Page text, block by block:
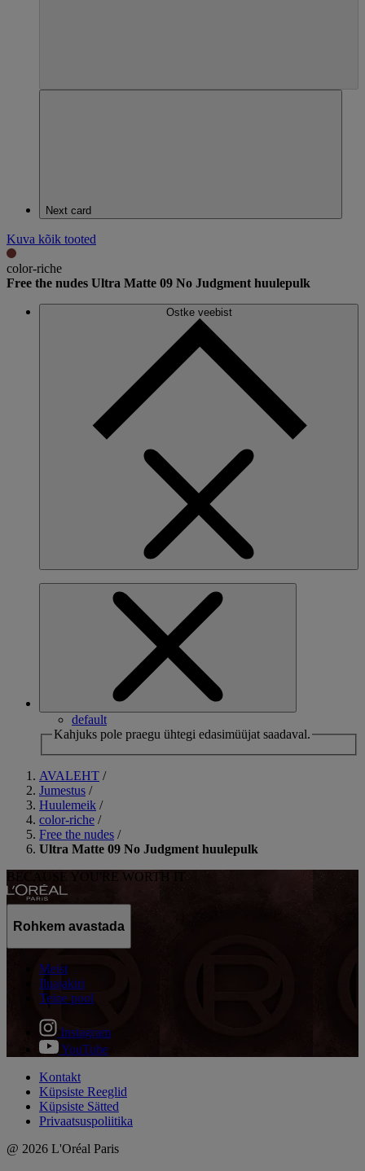
Next card
Kuva kõik tooted
color-riche
Free the nudes Ultra Matte 09 No Judgment huulepulk
Ostke veebist
default
Kahjuks pole praegu ühtegi edasimüüjat saadaval.
AVALEHT /
Jumestus /
Huulemeik /
color-riche /
Free the nudes /
Ultra Matte 09 No Judgment huulepulk
BECAUSE YOU'RE WORTH IT
Rohkem avastada
Meist
Iluajakiri
Teine pool
Instagram
YouTube
Kontakt
Küpsiste Reeglid
Küpsiste Sätted
Privaatsuspoliitika
@ 2026 L'Oréal Paris